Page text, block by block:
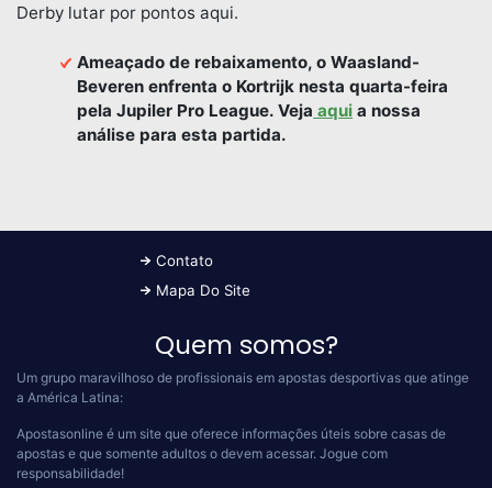
Derby lutar por pontos aqui.
Ameaçado de rebaixamento, o Waasland-
Beveren enfrenta o Kortrijk nesta quarta-feira
pela Jupiler Pro League. Veja aqui a nossa
análise para esta partida.
Contato
Mapa Do Site
Quem somos?
Um grupo maravilhoso de profissionais em apostas desportivas que atinge
a América Latina:
Apostasonline é um site que oferece informações úteis sobre casas de
apostas e que somente adultos o devem acessar. Jogue com
responsabilidade!